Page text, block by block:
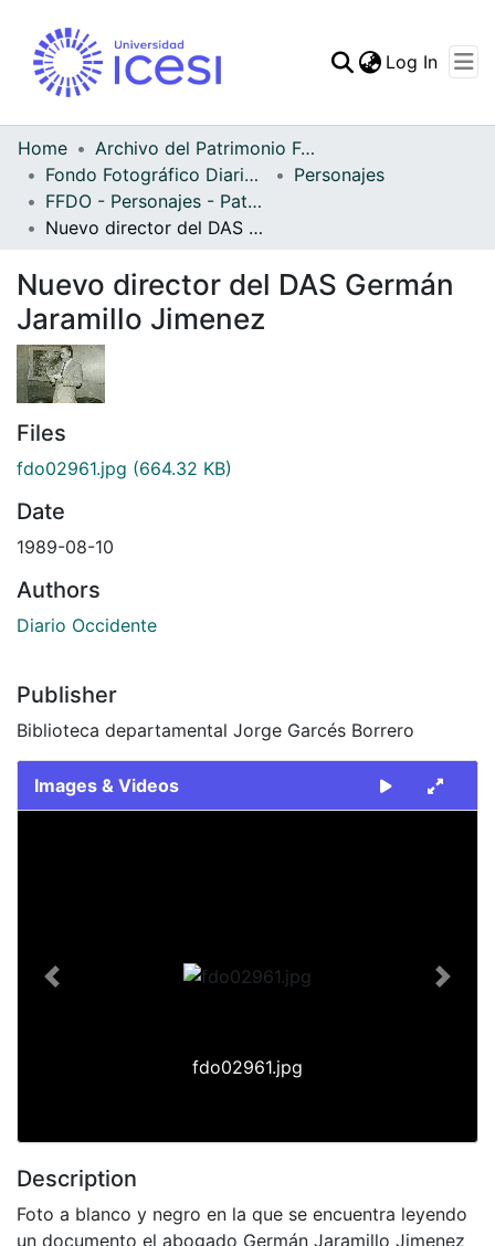
Statistics
Log In
Home
Archivo del Patrimonio Fotográfico y Fílmico del Valle del Cauca
Fondo Fotográfico Diario Occidente
Personajes
FFDO - Personajes - Patrimonial
Nuevo director del DAS Germán Jaramillo Jimenez
Nuevo director del DAS Germán
Jaramillo Jimenez
Files
fdo02961.jpg (664.32 KB)
Date
1989-08-10
Authors
Diario Occidente
Publisher
Biblioteca departamental Jorge Garcés Borrero
Images & Videos
fdo02961.jpg
Previous Next
Description
Foto a blanco y negro en la que se encuentra leyendo
un documento el abogado Germán Jaramillo Jimenez